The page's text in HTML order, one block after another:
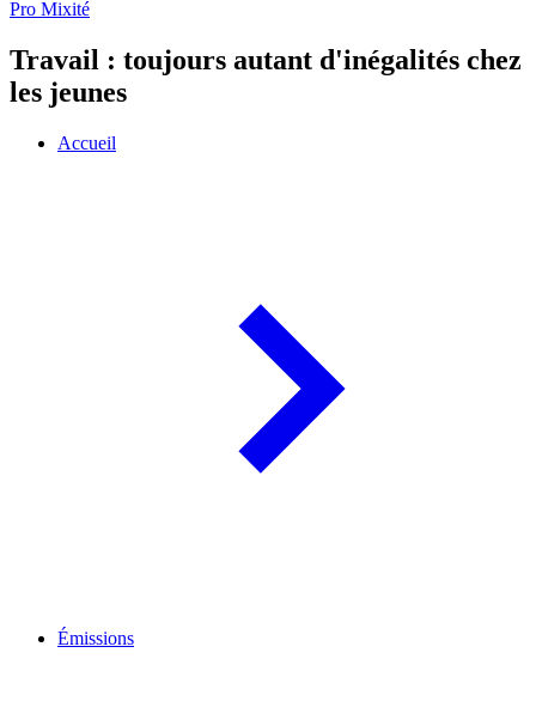
Pro Mixité
Travail : toujours autant d'inégalités chez
les jeunes
Accueil
Émissions